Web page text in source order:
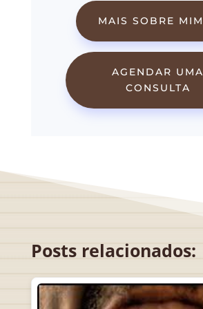
MAIS SOBRE MIM
AGENDAR UMA
CONSULTA
Posts relacionados: